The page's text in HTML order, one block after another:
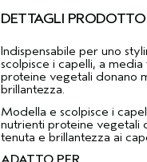
DETTAGLI PRODOTTO
Indispensabile per uno
scolpisce i capelli, a
proteine vegetali donano
brillantezza.
Modella e scolpisce i
nutrienti proteine vegetali
tenuta e brillantezza ai